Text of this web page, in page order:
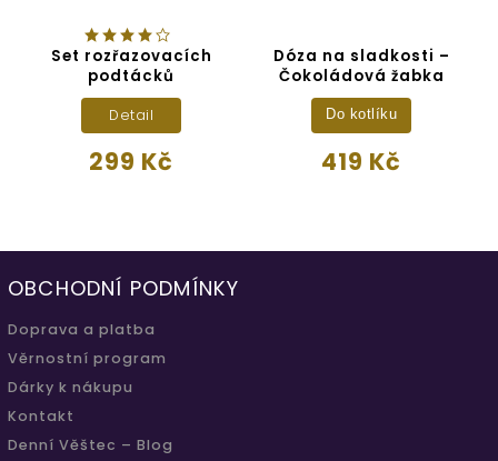
Set rozřazovacích
podtácků
299 Kč
Detail
Dóza na sladkosti –
Čokoládová žabka
419 Kč
Do kotlíku
OBCHODNÍ PODMÍNKY
Doprava a platba
Věrnostní program
Dárky k nákupu
Kontakt
Denní Věštec – Blog